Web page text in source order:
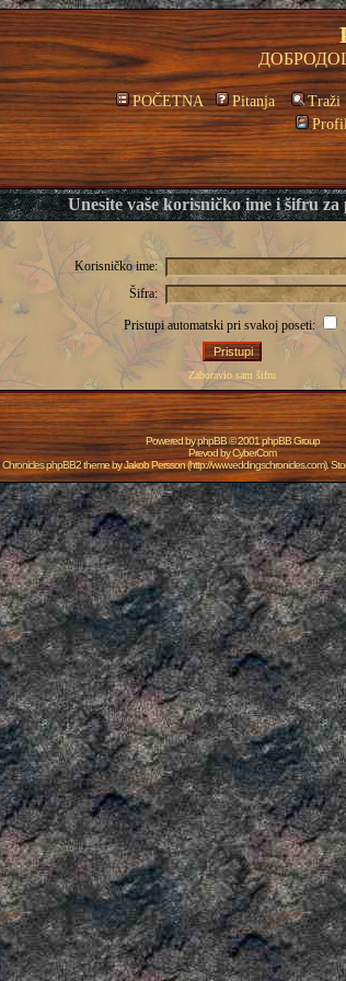
POČETNA Pitanja Traži
Unesite vaše korisničko ime i šifru za
Korisničko ime:
Šifra:
Pristupi automatski pri svakoj poseti:
Zaboravio sam šifru
Powered byphpBB© 2001 phpBB Group
Prevod byCyberCom
Chronicles phpBB2 theme byJakob Persson(http://www.eddingschronicles.com).